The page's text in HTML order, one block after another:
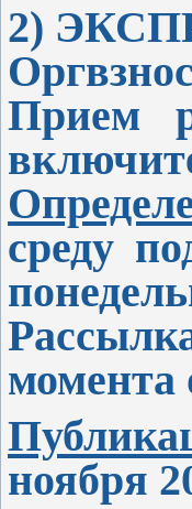
2)
Прием
среду
момента
ноября